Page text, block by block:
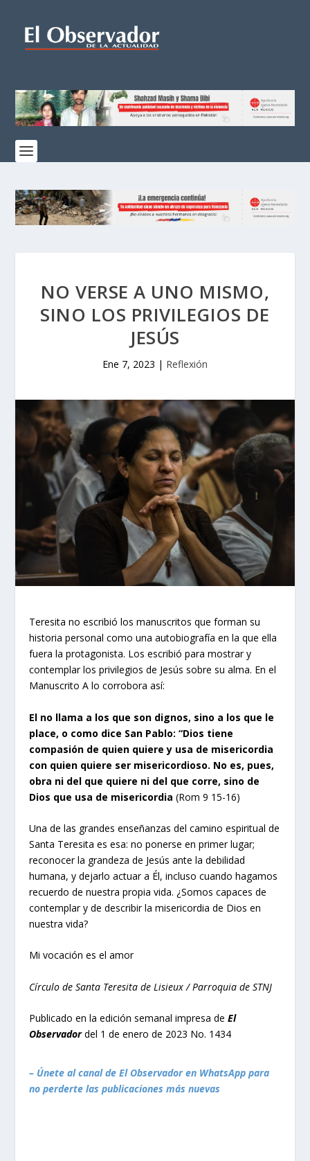
NO VERSE A UNO MISMO,
SINO LOS PRIVILEGIOS DE
JESÚS
Ene 7, 2023 | Reflexión
Teresita no escribió los manuscritos que forman su
historia personal como una autobiografía en la que ella
fuera la protagonista. Los escribió para mostrar y
contemplar los privilegios de Jesús sobre su alma. En el
Manuscrito A lo corrobora así:
El no llama a los que son dignos, sino a los que le
place, o como dice San Pablo: “Dios tiene
compasión de quien quiere y usa de misericordia
con quien quiere ser misericordioso. No es, pues,
obra ni del que quiere ni del que corre, sino de
Dios que usa de misericordia(Rom 9 15-16)
Una de las grandes enseñanzas del camino espiritual de
Santa Teresita es esa: no ponerse en primer lugar;
reconocer la grandeza de Jesús ante la debilidad
humana, y dejarlo actuar a Él, incluso cuando hagamos
recuerdo de nuestra propia vida. ¿Somos capaces de
contemplar y de describir la misericordia de Dios en
nuestra vida?
Mi vocación es el amor
Círculo de Santa Teresita de Lisieux / Parroquia de STNJ
Publicado en la edición semanal impresa deEl
Observadordel 1 de enero de 2023 No. 1434
– Únete al canal de El Observador en WhatsApp para
no perderte las publicaciones más nuevas